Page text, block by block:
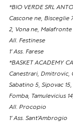
*BIO VERDE SRL
Cascone ne, Bisceglie
2, Vona ne, Malafronte
All. Festinese
1’ Ass. Farese
*BASKET ACADEMY
Canestrari, Dmitrovic,
Sabatino 5, Sipovac
Fomba, Tamulevicius
All. Procopio
1’ Ass. Sant’Ambrogio